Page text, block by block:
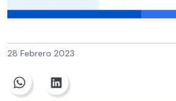
28 Febrero 2023